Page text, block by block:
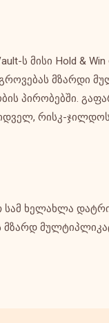
ს მისი Hold &
მზარდი
პირობებში.
რისკ-
სამ ხელახლა
მზარდ